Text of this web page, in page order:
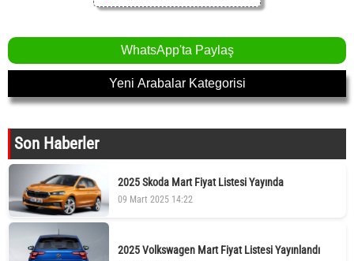
WhatsApp'ta Paylaş
Yeni Arabalar Kategorisi
Son Haberler
2025 Skoda Mart Fiyat Listesi Yayında
09 Mart 2025 14:22
2025 Volkswagen Mart Fiyat Listesi Yayınlandı